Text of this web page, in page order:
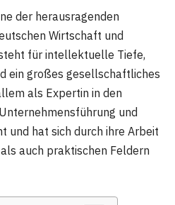
der herausragenden
Wirtschaft und
für intellektuelle Tiefe,
ein großes gesellschaftliches
als Expertin in den
und
und hat sich durch ihre Arbeit
auch praktischen Feldern